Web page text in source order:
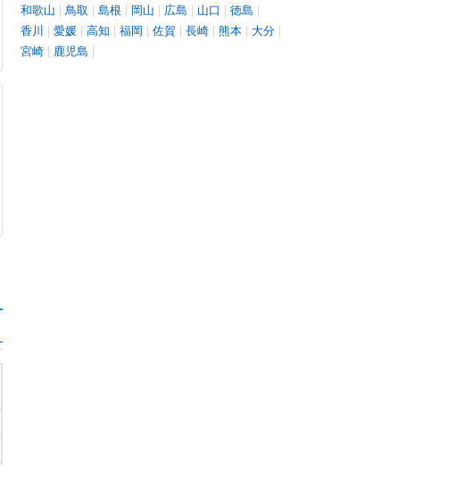
和歌山 | 鳥取 | 島根 | 岡山 | 広島 | 山口 | 徳島 |
香川 | 愛媛 | 高知 | 福岡 | 佐賀 | 長崎 | 熊本 | 大分 |
宮崎 | 鹿児島 |